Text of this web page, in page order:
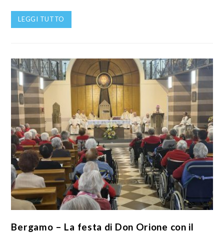
LEGGI TUTTO
Bergamo – La festa di Don Orione con il